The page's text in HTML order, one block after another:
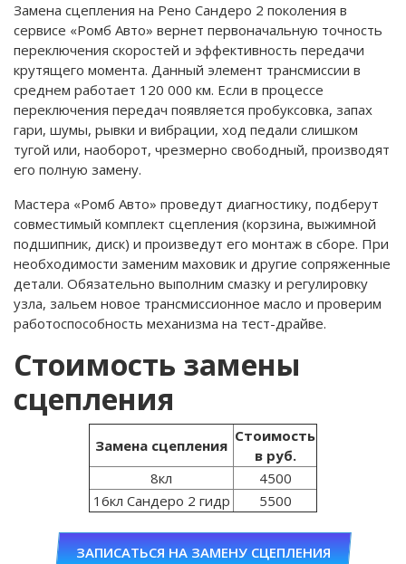
Замена сцепления на Рено Сандеро 2 поколения в
сервисе «Ромб Авто» вернет первоначальную точность
переключения скоростей и эффективность передачи
крутящего момента. Данный элемент трансмиссии в
среднем работает 120 000 км. Если в процессе
переключения передач появляется пробуксовка, запах
гари, шумы, рывки и вибрации, ход педали слишком
тугой или, наоборот, чрезмерно свободный, производят
его полную замену.
Мастера «Ромб Авто» проведут диагностику, подберут
совместимый комплект сцепления (корзина, выжимной
подшипник, диск) и произведут его монтаж в сборе. При
необходимости заменим маховик и другие сопряженные
детали. Обязательно выполним смазку и регулировку
узла, зальем новое трансмиссионное масло и проверим
работоспособность механизма на тест-драйве.
Стоимость замены
сцепления
Замена сцепления
Стоимость
в руб.
8кл
4500
16кл Сандеро 2 гидр
5500
ЗАПИСАТЬСЯ НА ЗАМЕНУ СЦЕПЛЕНИЯ